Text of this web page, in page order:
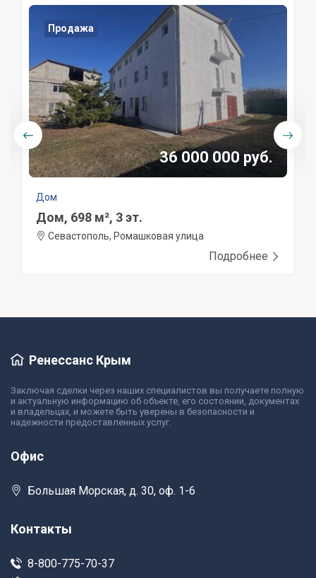
Продажа
36 000 000 руб.
Дом
Дом, 698 м², 3 эт.
Севастополь, Ромашковая улица
Подробнее
Ренессанс Крым
Заключая сделки через наших специалистов вы получаете полную
и актуальную информацию об объекте, его состоянии, документах
и владельцах, и можете быть уверены в безопасности и
надежности предоставленных услуг.
Офис
Большая Морская, д. 30, оф. 1-6
Контакты
8-800-775-70-37